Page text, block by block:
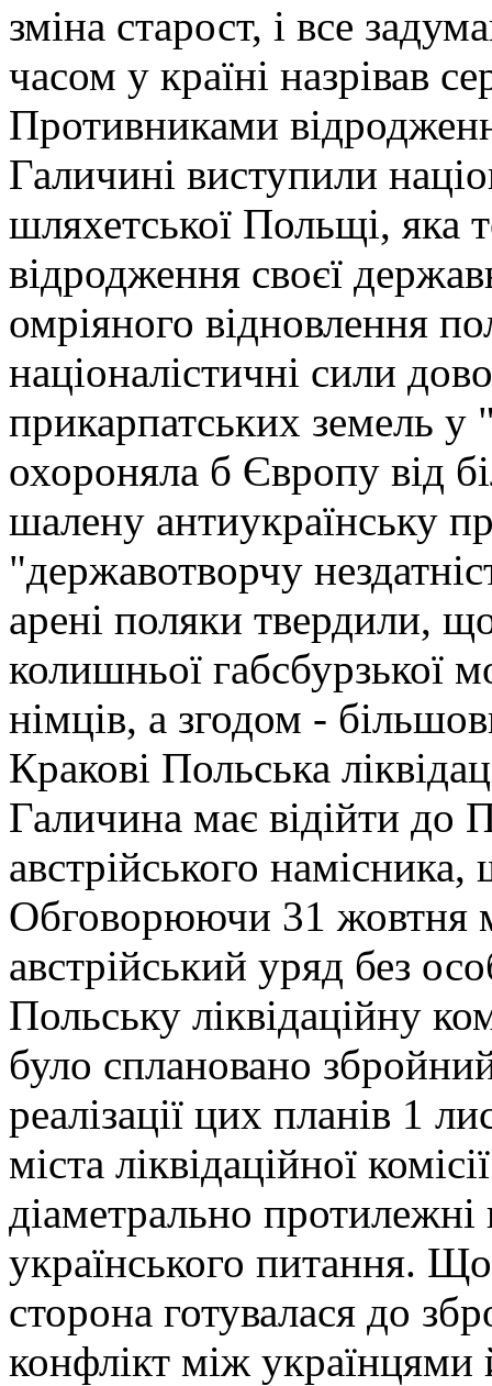
зміна старост, і все
часом у країні назрівав
Противниками
Галичині виступили
шляхетської Польщі, яка
відродження своєї
омріяного відновлення
націоналістичні сили
прикарпатських земель у
охороняла б Європу від
шалену антиукраїнську
"державотворчу
арені поляки твердили,
колишньої габсбурзької
німців, а згодом -
Кракові Польська
Галичина має відійти до
австрійського
Обговорюючи 31 жовтня
австрійський уряд без
Польську ліквідаційну
було сплановано
реалізації цих планів 1
міста ліквідаційної
діаметрально
українського питання.
сторона готувалася до
конфлікт між